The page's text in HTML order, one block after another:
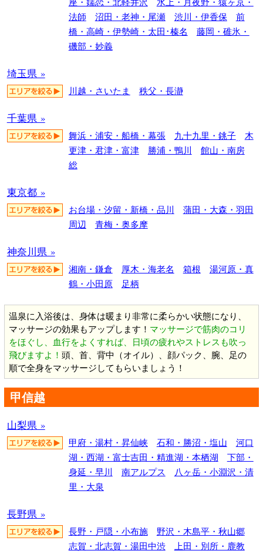
法師
沼田・老神・尾瀬 渋川・伊香保
前
橋・高崎・伊勢崎・太田･榛名
藤岡・碓氷・
磯部・妙義
埼玉県 »
川越・さいたま 秩父・長瀞
千葉県 »
舞浜・浦安・船橋・幕張 九十九里・銚子
木
更津・君津・富津
勝浦・鴨川
館山・南房
総
東京都 »
お台場・汐留・新橋・品川
蒲田・大森・羽田
周辺
青梅・奥多摩
神奈川県 »
湘南・鎌倉 厚木・海老名 箱根
湯河原・真
鶴・小田原
足柄
温泉に入浴後は、身体は暖まり非常に柔らかい状態になり、
マッサージの効果もアップします！ マッサージで筋肉のコリ
をほぐし、血行をよくすれば、日頃の疲れやストレスも吹っ
飛びますよ！ 頭、首、背中（オイル）、顔パック、腕、足の
順で全身をマッサージしてもらいましょう！
甲信越
山梨県 »
甲府・湯村・昇仙峡 石和・勝沼・塩山
河口
湖・西湖・富士吉田・精進湖・本栖湖
下部・
身延・早川
南アルプス
八ヶ岳・小淵沢・清
里・大泉
長野県 »
長野・戸隠・小布施
野沢・木島平・秋山郷
志賀・北志賀・湯田中渋
上田・別所・鹿教